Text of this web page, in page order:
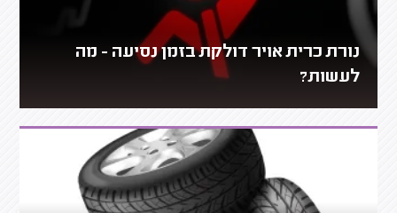
נורת כרית אויר דולקת בזמן נסיעה - מה
לעשות?